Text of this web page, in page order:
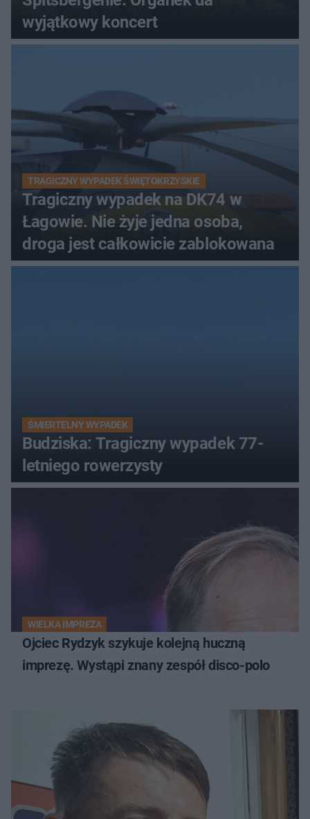
wyjątkowy koncert
TRAGICZNY WYPADEK ŚWIĘTOKRZYSKIE
Tragiczny wypadek na DK74 w
Łagowie. Nie żyje jedna osoba,
droga jest całkowicie zablokowana
ŚMIERTELNY WYPADEK
Budziska: Tragiczny wypadek 77-
letniego rowerzysty
WIELKA IMPREZA
Ojciec Rydzyk szykuje kolejną huczną
imprezę. Wystąpi znany zespół disco-polo